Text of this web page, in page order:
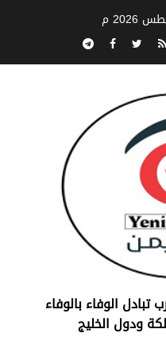
الوفاء بالوفاء
ودول الخليج